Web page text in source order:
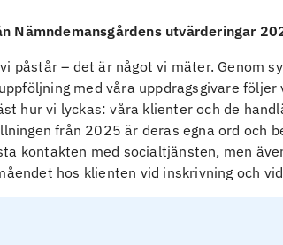
Nämndemansgårdens utvärderingar
påstår – det är något vi mäter. Genom
med våra uppdragsgivare
hur vi lyckas: våra klienter och de
från 2025 är deras egna ord och
kontakten med socialtjänsten, men
hos klienten vid inskrivning och